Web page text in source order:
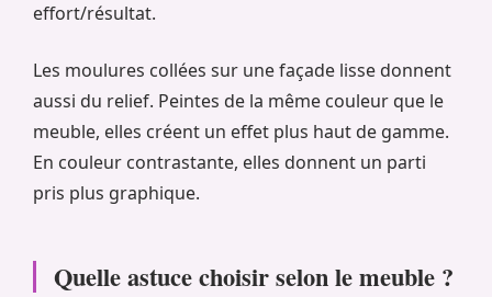
effort/résultat.
Les moulures collées sur une façade lisse donnent
aussi du relief. Peintes de la même couleur que le
meuble, elles créent un effet plus haut de gamme.
En couleur contrastante, elles donnent un parti
pris plus graphique.
Quelle astuce choisir selon le meuble ?